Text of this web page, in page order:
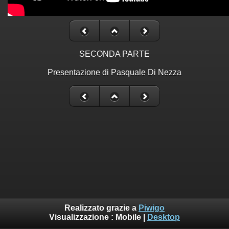
SECONDA PARTE
Presentazione di Pasquale Di Nezza
Realizzato grazie a Piwigo
Visualizzazione : Mobile Desktop